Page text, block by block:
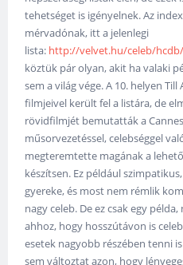
tehetséget is igényelnek. Az
mérvadónak, itt a jelenlegi
lista: http://velvet.hu/celeb/
köztük pár olyan, akit ha valaki
sem a világ vége. A 10. helyen
filmjeivel került fel a listára, de
rövidfilmjét bemutatták a
műsorvezetéssel, celebséggel
megteremtette magának a
készítsen. Ez például
gyereke, és most nem rémlik
nagy celeb. De ez csak egy
ahhoz, hogy hosszútávon is
esetek nagyobb részében tenni
sem változtat azon, hogy